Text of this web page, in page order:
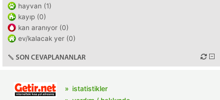
hayvan (1)
kayıp (0)
kan aranıyor (0)
ev/kalacak yer (0)
SON CEVAPLANANLAR
istatistikler